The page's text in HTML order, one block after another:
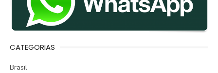
CATEGORIAS
Brasil